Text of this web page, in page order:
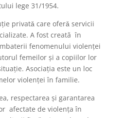
lege 31/1954.
privatǎ care oferǎ servicii
A fost creată în
fenomenului violenţei
femeilor şi a copiilor lor
Asociaţia este un loc
violenţei în familie.
respectarea şi garantarea
afectate de violenţa în